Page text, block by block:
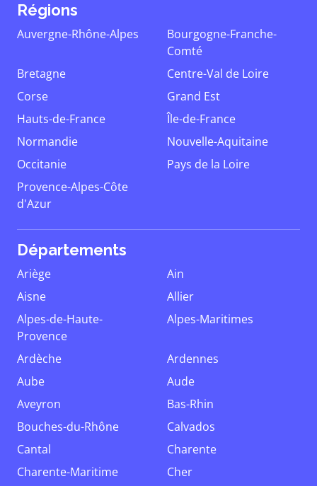
Régions
Auvergne-Rhône-Alpes
Bourgogne-Franche-
Comté
Bretagne
Centre-Val de Loire
Corse
Grand Est
Hauts-de-France
Île-de-France
Normandie
Nouvelle-Aquitaine
Occitanie
Pays de la Loire
Provence-Alpes-Côte
d'Azur
Départements
Ariège
Ain
Aisne
Allier
Alpes-de-Haute-
Provence
Alpes-Maritimes
Ardèche
Ardennes
Aube
Aude
Aveyron
Bas-Rhin
Bouches-du-Rhône
Calvados
Cantal
Charente
Charente-Maritime
Cher